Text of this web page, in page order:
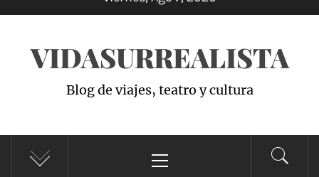
VIDASURREALISTA
Blog de viajes, teatro y cultura
principal